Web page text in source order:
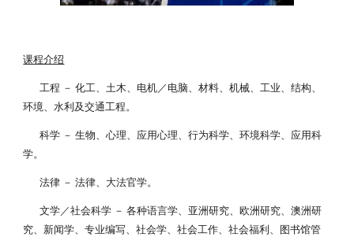
课程介绍
工程 － 化工、土木、电机／电脑、材料、机械、工业、结构、
环境、水利及交通工程。
科学 － 生物、心理、应用心理、行为科学、环境科学、应用科
学。
法律 － 法律、大法官学。
文学／社会科学 － 各种语言学、亚洲研究、欧洲研究、澳洲研
究、新闻学、专业编写、社会学、社会工作、社会福利、图书馆管